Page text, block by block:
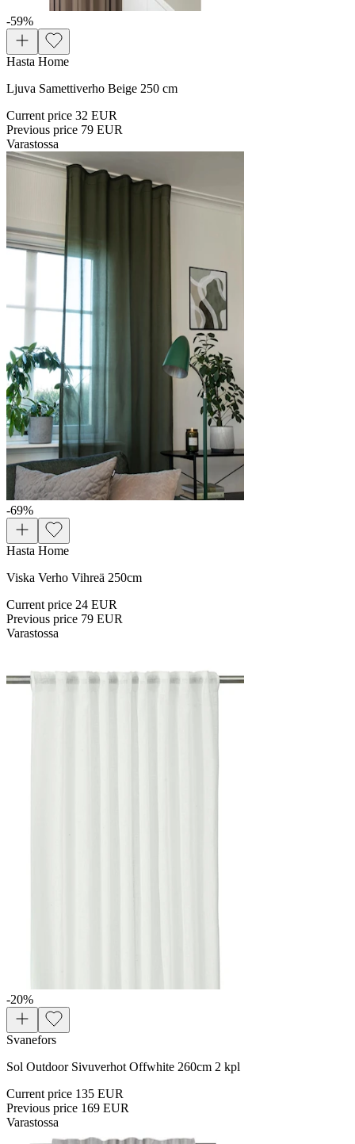
-59%
Hasta Home
Ljuva Samettiverho Beige 250 cm
Current price 32 EUR
Previous price 79 EUR
Varastossa
-69%
Hasta Home
Viska Verho Vihreä 250cm
Current price 24 EUR
Previous price 79 EUR
Varastossa
-20%
Svanefors
Sol Outdoor Sivuverhot Offwhite 260cm 2 kpl
Current price 135 EUR
Previous price 169 EUR
Varastossa